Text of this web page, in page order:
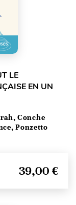
LE
EN UN
Conche
Ponzetto
39,00 €